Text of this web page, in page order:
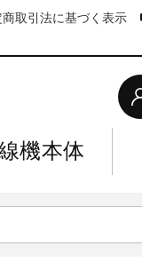
機本体
商取引法に基づく表示